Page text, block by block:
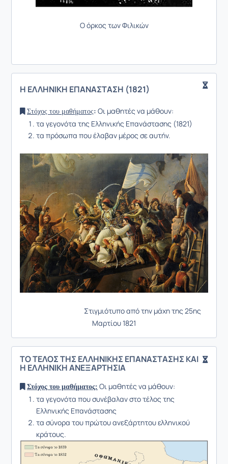
Ο όρκος των Φιλικών
Η ΕΛΛΗΝΙΚΗ ΕΠΑΝΑΣΤΑΣΗ (1821)
Στόχος του μαθήματος: Οι μαθητές να μάθουν:
τα γεγονότα της Ελληνικής Επανάστασης (1821)
τα πρόσωπα που έλαβαν μέρος σε αυτήν.
Στιγμιότυπο από την μάχη της 25ης
Μαρτίου 1821
ΤΟ ΤΕΛΟΣ ΤΗΣ ΕΛΛΗΝΙΚΗΣ ΕΠΑΝΑΣΤΑΣΗΣ ΚΑΙ
Η ΕΛΛΗΝΙΚΗ ΑΝΕΞΑΡΤΗΣΙΑ
Στόχος του μαθήματος: Οι μαθητές να μάθουν:
τα γεγονότα που συνέβαλαν στο τέλος της
Ελληνικής Επανάστασης
τα σύνορα του πρώτου ανεξάρτητου ελληνικού
κράτους.